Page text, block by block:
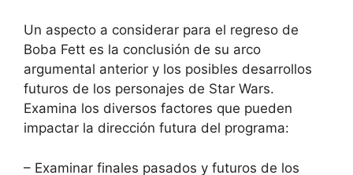
Un aspecto a considerar para el regreso de
Boba Fett es la conclusión de su arco
argumental anterior y los posibles desarrollos
futuros de los personajes de Star Wars.
Examina los diversos factores que pueden
impactar la dirección futura del programa:
– Examinar finales pasados y futuros de los